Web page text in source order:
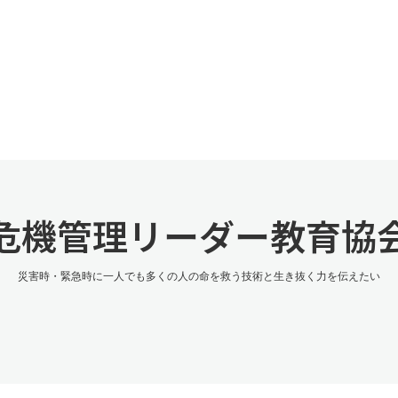
機管理リーダー教育協
災害時・緊急時に一人でも多くの人の命を救う技術と生き抜く力を伝えたい